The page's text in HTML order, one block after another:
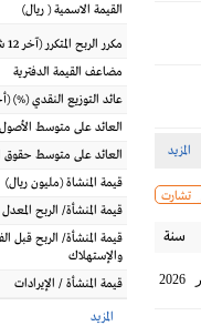
المزيد
تشارت
سنة
2026
القيمة الاسمية( ريال)
مكرر الربح المتكرر (آخر 12 شهراً)
مضاعف القيمة الدفترية
عائد التوزيع النقدي(%)
العائد على متوسط
العائد على متوسط حقوق
قيمة المنشاة(مليون ريال)
قيمة المنشأة/ الربح
قيمة المنشأة/ الربح قبل
والإستهلاك
قيمة المنشأة / الإيرادات
المزيد